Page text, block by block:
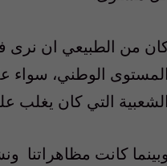
من الطبيعي ان نرى
المستوى الوطني، سواء
الشعبية التي كان يغلب
وبينما كانت مظاهراتنا